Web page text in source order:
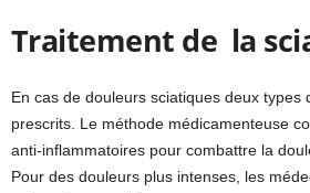
Traitement de la
En cas de douleurs sciatiques deux types
prescrits. Le méthode médicamenteuse
anti-inflammatoires pour combattre la
Pour des douleurs plus intenses, les